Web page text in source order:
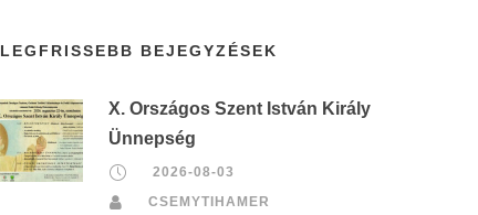
LEGFRISSEBB BEJEGYZÉSEK
X. Országos Szent István Király
Ünnepség
2026-08-03
CSEMYTIHAMER